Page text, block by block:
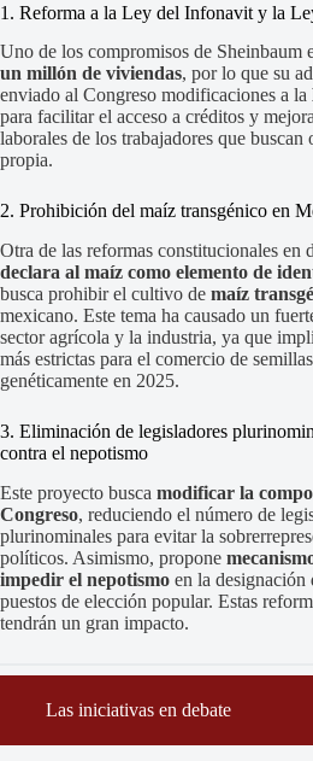
1. Reforma a la Ley del Infonavit y la
Uno de los compromisos de Sheinbaum
un millón de viviendas, por lo que su
enviado al Congreso modificaciones a la
para facilitar el acceso a créditos y
laborales de los trabajadores que buscan
propia.
2. Prohibición del maíz transgénico en
Otra de las reformas constitucionales en
declara al maíz como elemento de
busca prohibir el cultivo de maíz
mexicano. Este tema ha causado un
sector agrícola y la industria, ya que
más estrictas para el comercio de
genéticamente en 2025.
3. Eliminación de legisladores
contra el nepotismo
Este proyecto busca modificar la
Congreso, reduciendo el número de
plurinominales para evitar la
políticos. Asimismo, propone
impedir el nepotismo en la designación
puestos de elección popular. Estas
tendrán un gran impacto.
Las iniciativas en debate